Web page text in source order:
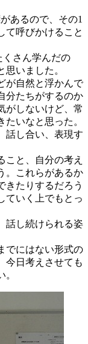
あるので、その1
て呼びかけること
くさん学んだの
いました。
が自然と浮かんで
分たちがするのか
がしないけど、常
いなと思った。
話し合い、表現す
こと、自分の考え
。これらがあるか
きたりするだろう
ていく上でもとっ
話し続けられる姿
でにはない形式の
今日考えさせても